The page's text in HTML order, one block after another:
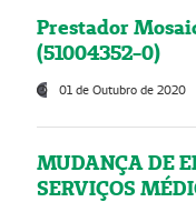
Prestador
(51004352-0)
01 de Outubro de 2020
MUDANÇA DE
SERVIÇOS